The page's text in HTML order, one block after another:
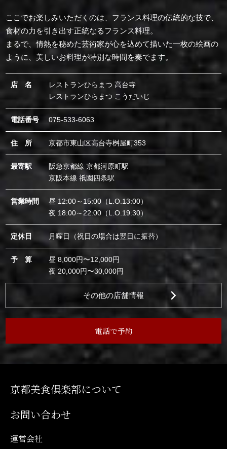
ここでお楽しみいただくのは、フランス料理の伝統的な技で、
食材の力を引き出す正統なるフランス料理。
まるで、情熱を秘めた芸術家が心を込めて描いた一枚の絵画の
ように、美しいお料理が特別な時間を奏でます。
店 名
レストランひらまつ 高台寺
レストランひらまつ こうだいじ
電話番号 075-533-6063
住 所 京都市東山区高台寺桝屋町353
最寄駅
阪急京都線 京都河原町駅
京阪本線 祇園四条駅
営業時間
昼 12:00～15:00（L.O.13:00）
夜 18:00～22:00（L.O.19:30）
定休日 月曜日（祝日の場合は翌日に振替）
予 算
昼 8,000円〜12,000円
夜 20,000円〜30,000円
その他の店舗情報
電話で予約
京都美食倶楽部について
お問い合わせ
運営会社